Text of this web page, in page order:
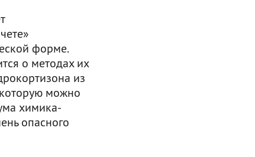
форме.
о методах их
из
можно
химика-
опасного